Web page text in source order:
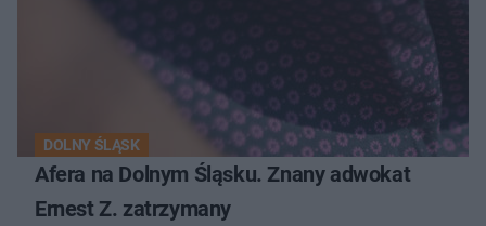
DOLNY ŚLĄSK
Afera na Dolnym Śląsku. Znany adwokat
Ernest Z. zatrzymany